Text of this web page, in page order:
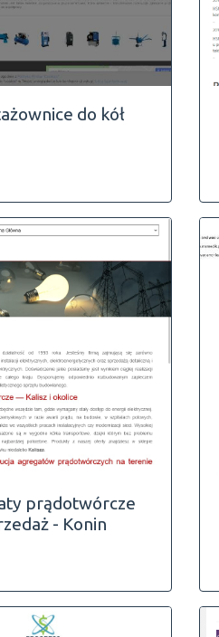
do kół
prądotwórcze
- Konin